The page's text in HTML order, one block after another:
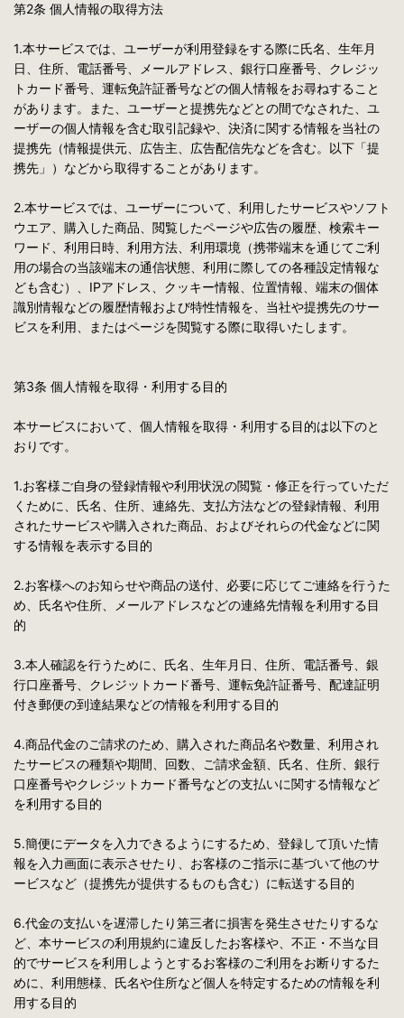
第2条 個人情報の取得方法
1.本サービスでは、ユーザーが利用登録をする際に氏名、生年月
日、住所、電話番号、メールアドレス、銀行口座番号、クレジッ
トカード番号、運転免許証番号などの個人情報をお尋ねすること
があります。また、ユーザーと提携先などとの間でなされた、ユ
ーザーの個人情報を含む取引記録や、決済に関する情報を当社の
提携先（情報提供元、広告主、広告配信先などを含む。以下「提
携先」）などから取得することがあります。
2.本サービスでは、ユーザーについて、利用したサービスやソフト
ウエア、購入した商品、閲覧したページや広告の履歴、検索キー
ワード、利用日時、利用方法、利用環境（携帯端末を通じてご利
用の場合の当該端末の通信状態、利用に際しての各種設定情報な
ども含む）、IPアドレス、クッキー情報、位置情報、端末の個体
識別情報などの履歴情報および特性情報を、当社や提携先のサー
ビスを利用、またはページを閲覧する際に取得いたします。
第3条 個人情報を取得・利用する目的
本サービスにおいて、個人情報を取得・利用する目的は以下のと
おりです。
1.お客様ご自身の登録情報や利用状況の閲覧・修正を行っていただ
くために、氏名、住所、連絡先、支払方法などの登録情報、利用
されたサービスや購入された商品、およびそれらの代金などに関
する情報を表示する目的
2.お客様へのお知らせや商品の送付、必要に応じてご連絡を行うた
め、氏名や住所、メールアドレスなどの連絡先情報を利用する目
的
3.本人確認を行うために、氏名、生年月日、住所、電話番号、銀
行口座番号、クレジットカード番号、運転免許証番号、配達証明
付き郵便の到達結果などの情報を利用する目的
4.商品代金のご請求のため、購入された商品名や数量、利用され
たサービスの種類や期間、回数、ご請求金額、氏名、住所、銀行
口座番号やクレジットカード番号などの支払いに関する情報など
を利用する目的
5.簡便にデータを入力できるようにするため、登録して頂いた情
報を入力画面に表示させたり、お客様のご指示に基づいて他のサ
ービスなど（提携先が提供するものも含む）に転送する目的
6.代金の支払いを遅滞したり第三者に損害を発生させたりするな
ど、本サービスの利用規約に違反したお客様や、不正・不当な目
的でサービスを利用しようとするお客様のご利用をお断りするた
めに、利用態様、氏名や住所など個人を特定するための情報を利
用する目的